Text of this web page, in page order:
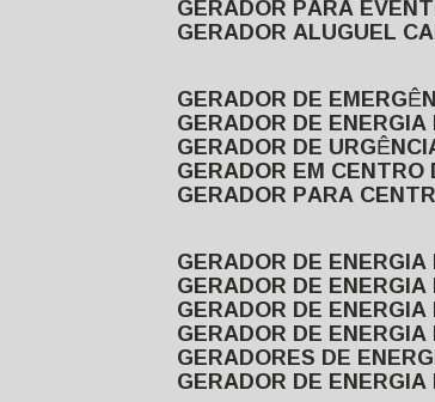
GERADOR ALUGUEL
GERADOR DE
GERADOR DE
GERADOR DE
GERADOR EM
GERADOR PARA
GERADOR DE
GERADOR DE
GERADOR DE
GERADOR DE
GERADORES DE
GERADOR DE